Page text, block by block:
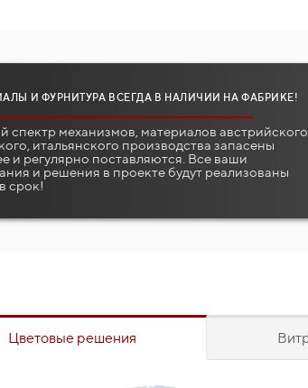
И ФУРНИТУРА ВСЕГДА В НАЛИЧИИ НА ФАБРИКЕ!
спектр механизмов, материалов австрийского,
итальянского производства запасены
и регулярно поставляются. Все ваши
и решения в проекте будут реализованы
срок!
Цветовые решения